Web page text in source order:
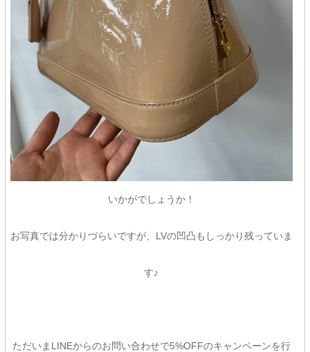
いかがでしょうか！
お写真では分かりづらいですが、LVの凹凸もしっかり残っていま
す♪
ただいまLINEからのお問い合わせで5%OFFのキャンペーンを行